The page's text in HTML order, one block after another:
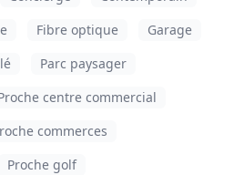
Fibre optique
Garage
Parc paysager
centre commercial
commerces
Proche golf